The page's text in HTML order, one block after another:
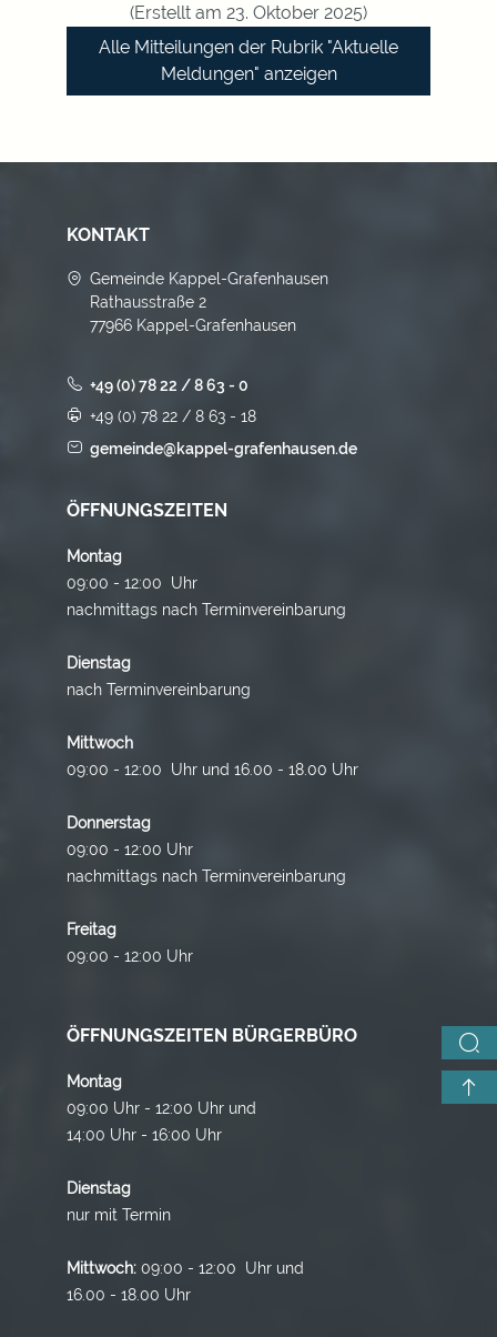
(Erstellt am 23. Oktober 2025)
Alle Mitteilungen der Rubrik "Aktuelle
Meldungen" anzeigen
KONTAKT
Gemeinde Kappel-Grafenhausen
Rathausstraße 2
77966 Kappel-Grafenhausen
+49 (0) 78 22 / 8 63 - 0
+49 (0) 78 22 / 8 63 - 18
gemeinde@kappel-grafenhausen.de
ÖFFNUNGSZEITEN
Montag
09:00 - 12:00 Uhr
nachmittags nach Terminvereinbarung
Dienstag
nach Terminvereinbarung
Mittwoch
09:00 - 12:00 Uhr und 16.00 - 18.00 Uhr
Donnerstag
09:00 - 12:00 Uhr
nachmittags nach Terminvereinbarung
Freitag
09:00 - 12:00 Uhr
ÖFFNUNGSZEITEN BÜRGERBÜRO
Montag
09:00 Uhr - 12:00 Uhr und
14:00 Uhr - 16:00 Uhr
Dienstag
nur mit Termin
Mittwoch: 09:00 - 12:00 Uhr und
16.00 - 18.00 Uhr